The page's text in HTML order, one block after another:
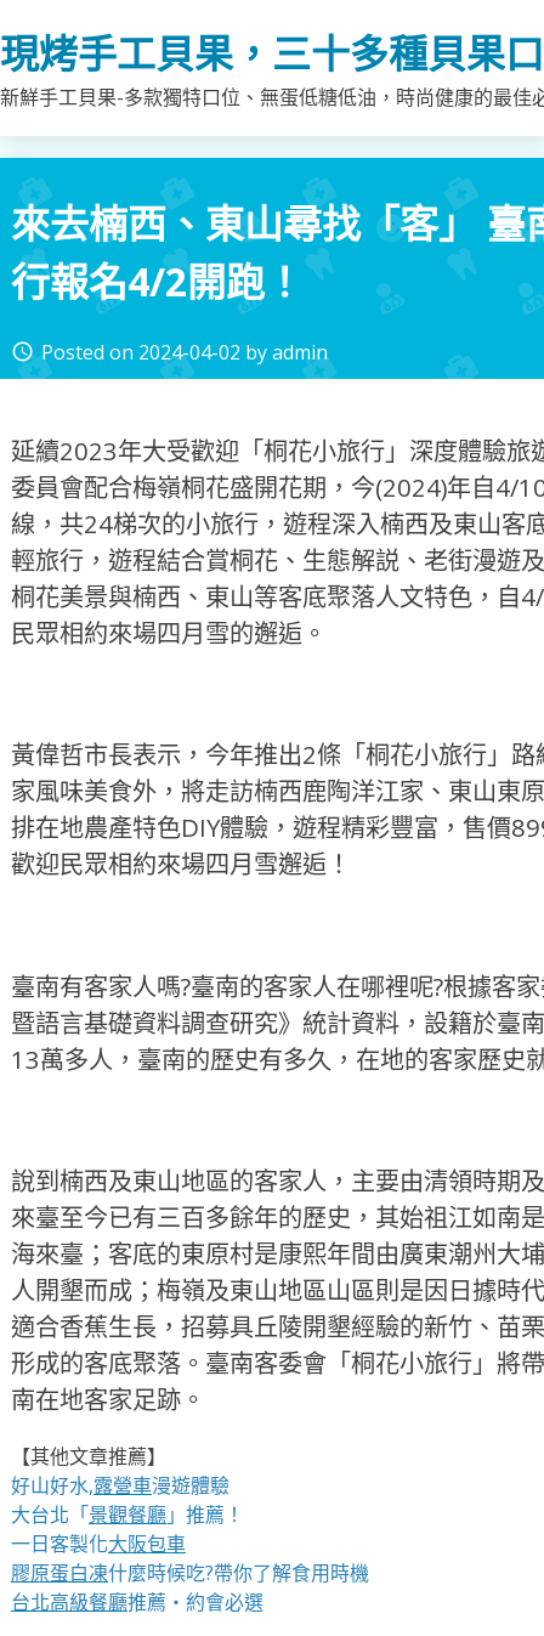
to
content
現烤手工貝果，三十多種貝果
新鮮手工貝果-多款獨特口位、無蛋低糖低油，時尚健康的最
來去楠西、東山尋找「客」
行報名4/2開跑！
access_time Posted on 2024-04-02 byadmin
延續2023年大受歡迎「桐花小旅行」深度體驗旅
委員會配合梅嶺桐花盛開花期，今(2024)年自4/
線，共24梯次的小旅行，遊程深入楠西及東山客
輕旅行，遊程結合賞桐花、生態解説、老街漫遊
桐花美景與楠西、東山等客底聚落人文特色，自
民眾相約來場四月雪的邂逅。
黃偉哲市長表示，今年推出2條「桐花小旅行」
家風味美食外，將走訪楠西鹿陶洋江家、東山東
排在地農產特色DIY體驗，遊程精彩豐富，售價
歡迎民眾相約來場四月雪邂逅！
臺南有客家人嗎?臺南的客家人在哪裡呢?根據客
暨語言基礎資料調查研究》統計資料，設籍於臺
13萬多人，臺南的歷史有多久，在地的客家歷史
說到楠西及東山地區的客家人，主要由清領時期
來臺至今已有三百多餘年的歷史，其始祖江如南
海來臺；客底的東原村是康熙年間由廣東潮州大
人開墾而成；梅嶺及東山地區山區則是因日據時
適合香蕉生長，招募具丘陵開墾經驗的新竹、苗
形成的客底聚落。臺南客委會「桐花小旅行」將
南在地客家足跡。
【其他文章推薦】
好山好水,露營車漫遊體驗
大台北「景觀餐廳」推薦！
一日客製化大阪包車
膠原蛋白凍什麼時候吃?帶你了解食用時機
台北高級餐廳推薦・約會必選